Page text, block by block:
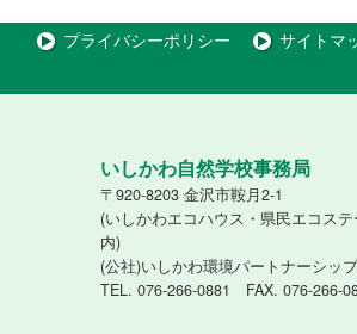
プライバシーポリシー サイトマ
いしかわ自然学校事務局
〒920-8203 金沢市鞍月2-1
(いしかわエコハウス・県民エコス
内)
(公社)いしかわ環境パートナーシッ
TEL. 076-266-0881 FAX. 076-266-